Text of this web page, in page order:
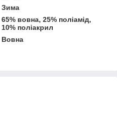
Зима
65% вовна, 25% поліамід,
10% поліакрил
Вовна